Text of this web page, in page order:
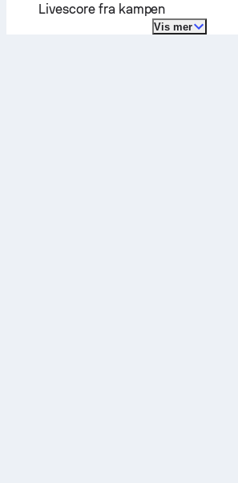
Livescore fra kampen
Vis mer